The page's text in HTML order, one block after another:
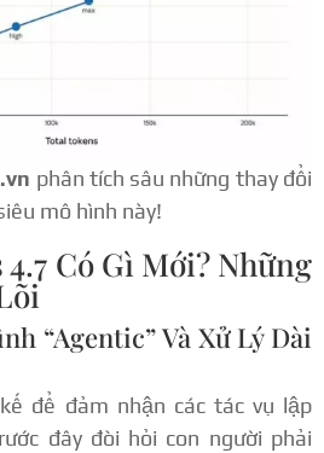
phân tích sâu những thay đổi
mô hình này!
4.7 Có Gì Mới? Những
“Agentic” Và Xử Lý Dài
để đảm nhận các tác vụ lập
đây đòi hỏi con người phải